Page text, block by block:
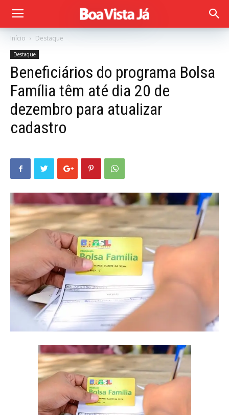
Início Destaque
Destaque
Beneficiários do programa Bolsa
Família têm até dia 20 de
dezembro para atualizar
cadastro